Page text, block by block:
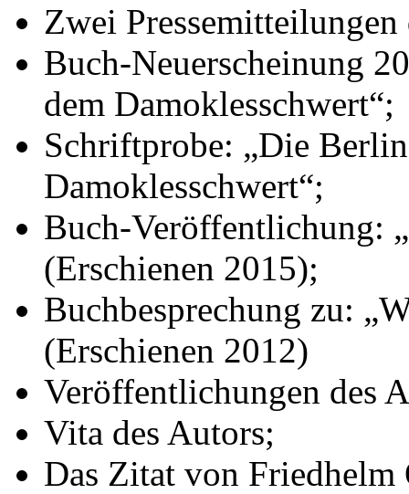
Zwei Pressemitteilungen
Buch-Neuerscheinung
dem Damoklesschwert“;
Schriftprobe: „Die
Damoklesschwert“;
Buch-Veröffentlichung:
(Erschienen 2015);
Buchbesprechung zu:
(Erschienen 2012)
Veröffentlichungen des
Vita des Autors;
Das Zitat von Friedhelm